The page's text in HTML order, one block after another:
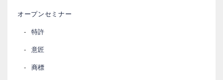
オープンセミナー
特許
意匠
商標